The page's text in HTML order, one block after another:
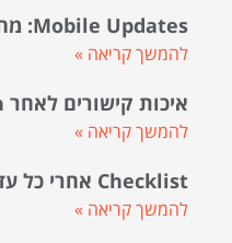
Mobile Updates: מה חדש
להמשך קריאה »
איכות קישורים לאחר Penguin
להמשך קריאה »
Checklist אחרי כל עדכון
להמשך קריאה »